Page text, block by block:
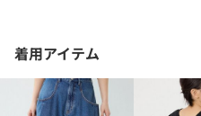
着用アイテム